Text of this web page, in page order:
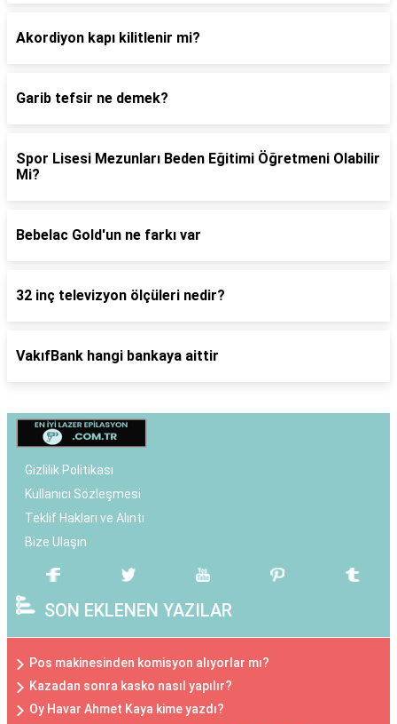
Akordiyon kapı kilitlenir mi?
Garib tefsir ne demek?
Spor Lisesi Mezunları Beden Eğitimi Öğretmeni Olabilir
Mi?
Bebelac Gold'un ne farkı var
32 inç televizyon ölçüleri nedir?
VakıfBank hangi bankaya aittir
Gizlilik Politikası
Kullanıcı Sözleşmesi
Teklif Hakları ve Alıntı
Bize Ulaşın
SON EKLENEN YAZILAR
Pos makinesinden komisyon alıyorlar mı?
Kazadan sonra kasko nasıl yapılır?
Oy Havar Ahmet Kaya kime yazdı?